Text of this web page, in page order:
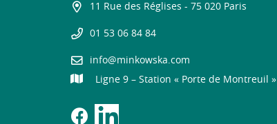
11 Rue des Réglises - 75 020 Paris
01 53 06 84 84
info@minkowska.com
Ligne 9 – Station « Porte de Montreuil »